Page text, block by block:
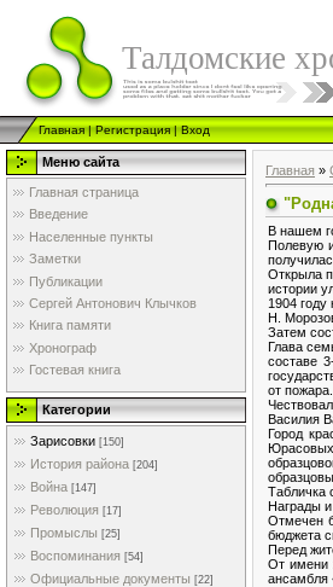
Талдомские
Главная|Регистрация|Вход
Меню сайта
Главная страница
Введение
Населенные пункты
Заметки
Публикации
Сергей Антонович Клычков
Книга памяти
Хронограф
Гостевая книга
Категории
Зарисовки [150]
История района [204]
Война [147]
Революция [17]
Промыслы [25]
Воспоминания [54]
Официальные документы [22]
Главная »
В нашем
Полевую
Открыла
истории
1904
Н.
Затем
Глава
составе
от
Василия
Город
Юрасовых
Табличка
Награды и
Отмечен
бюджета
Перед
От имени
ансамбля